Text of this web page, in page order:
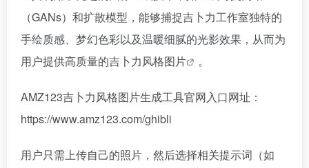
（GANs）和扩散模型，能够捕捉吉卜力工作室独特的
手绘质感、梦幻色彩以及温暖细腻的光影效果，从而为
用户提供高质量的吉卜力风格图片 。
AMZ123吉卜力风格图片生成工具官网入口网址：
https://www.amz123.com/ghibli
用户只需上传自己的照片，然后选择相关提示词（如